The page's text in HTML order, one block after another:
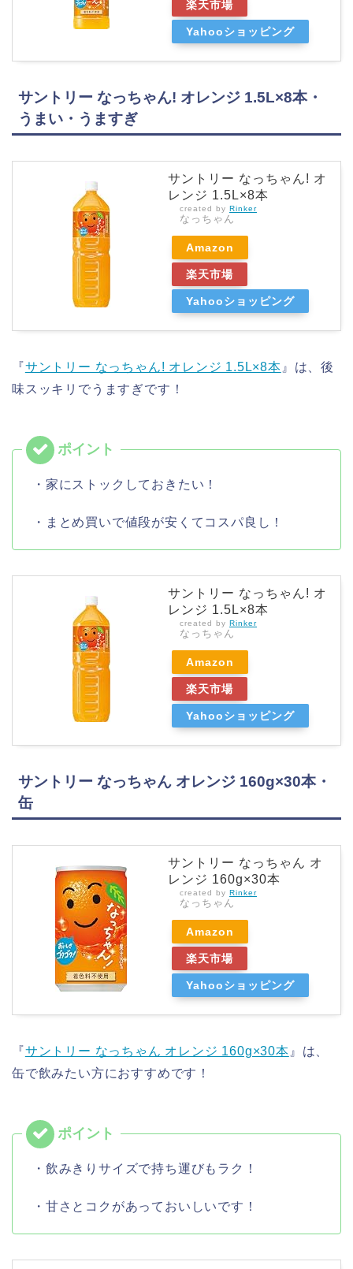
楽天市場
Yahooショッピング
サントリー なっちゃん! オレンジ 1.5L×8本・
うまい・うますぎ
サントリー なっちゃん! オ
レンジ 1.5L×8本
created by Rinker
なっちゃん
Amazon
楽天市場
Yahooショッピング
『サントリー なっちゃん! オレンジ 1.5L×8本 』は、後
味スッキリでうますぎです！
・家にストックしておきたい！
・まとめ買いで値段が安くてコスパ良し！
サントリー なっちゃん! オ
レンジ 1.5L×8本
created by Rinker
なっちゃん
Amazon
楽天市場
Yahooショッピング
サントリー なっちゃん オレンジ 160g×30本・
缶
サントリー なっちゃん オ
レンジ 160g×30本
created by Rinker
なっちゃん
Amazon
楽天市場
Yahooショッピング
『サントリー なっちゃん オレンジ 160g×30本 』は、
缶で飲みたい方におすすめです！
・飲みきりサイズで持ち運びもラク！
・甘さとコクがあっておいしいです！